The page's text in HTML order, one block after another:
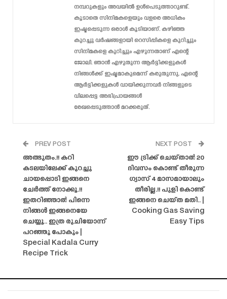
നമ്പറുകളും അവയിൽ ഉൾപെടുത്താറുണ്ട്.
കൂടാതെ സിനിമകളെയും വളരെ അധികം
ഇഷ്ടപ്പെടുന്ന ഒരാൾ കൂടിയാണ്. കഴിഞ്ഞ
കുറച്ചു വർഷങ്ങളായി റെസിപ്പികളെ കുറിച്ചും
സിനിമകളെ കുറിച്ചും എഴുന്നതാണ് എന്റെ
ജോലി. ഞാൻ എഴുതുന്ന ആർട്ടിക്കളുകൾ
നിങ്ങൾക്ക് ഇഷ്ടമാകുമെന്ന് കരുതുന്നു. എന്റെ
ആർട്ടിക്കളുകൾ വായിക്കുന്നവർ നിങ്ങളുടെ
വിലപ്പെട്ട അഭിപ്രായങ്ങൾ
രേഖപ്പെടുത്താൻ മറക്കരുത്.
PREV POST
അത്ഭുതം.!! കറി
കടലയിലേക്ക് കുറച്ചു
ചായപ്പൊടി ഇങ്ങനെ
ചേർത്ത് നോക്കൂ.!!
ഇതറിഞ്ഞാൽ പിന്നെ
നിങ്ങൾ ഇങ്ങനെയേ
ചെയ്യൂ.. ഇത്ര രുചിയോന്ന്
പറഞ്ഞു പോകും |
Special Kadala Curry
Recipe Trick
NEXT POST
ഈ ട്രിക്ക് ചെയ്‌താൽ 20
ദിവസം കൊണ്ട് തീരുന്ന
ഗ്യാസ് 4 മാസമായാലും
തീരില്ല.!! പുളി കൊണ്ട്
ഇങ്ങനെ ചെയ്ത മതി.. |
Cooking Gas Saving
Easy Tips